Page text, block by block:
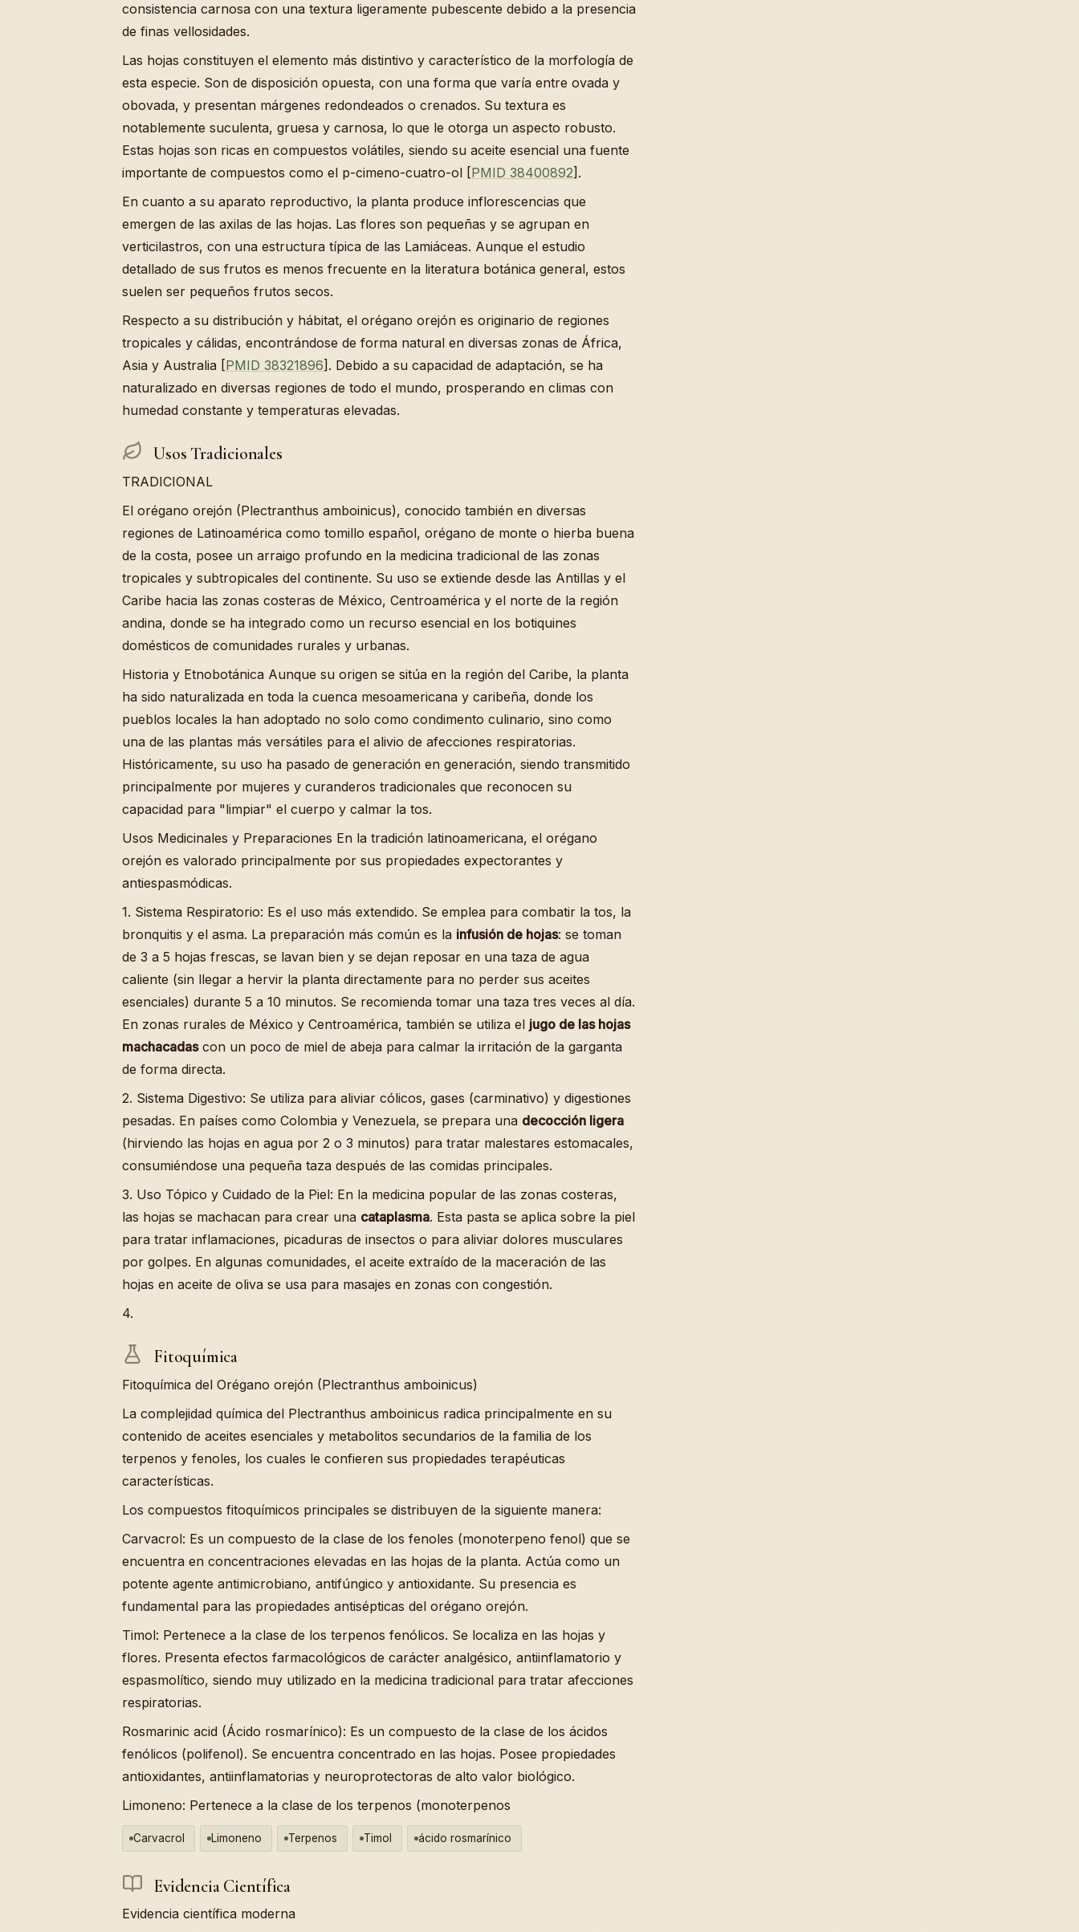
consistencia carnosa con una textura ligeramente pubescente debido a la presencia
de finas vellosidades.
Las hojas constituyen el elemento más distintivo y característico de la morfología de
esta especie. Son de disposición opuesta, con una forma que varía entre ovada y
obovada, y presentan márgenes redondeados o crenados. Su textura es
notablemente suculenta, gruesa y carnosa, lo que le otorga un aspecto robusto.
Estas hojas son ricas en compuestos volátiles, siendo su aceite esencial una fuente
importante de compuestos como el p-cimeno-cuatro-ol [PMID 38400892].
En cuanto a su aparato reproductivo, la planta produce inflorescencias que
emergen de las axilas de las hojas. Las flores son pequeñas y se agrupan en
verticilastros, con una estructura típica de las Lamiáceas. Aunque el estudio
detallado de sus frutos es menos frecuente en la literatura botánica general, estos
suelen ser pequeños frutos secos.
Respecto a su distribución y hábitat, el orégano orejón es originario de regiones
tropicales y cálidas, encontrándose de forma natural en diversas zonas de África,
Asia y Australia [PMID 38321896]. Debido a su capacidad de adaptación, se ha
naturalizado en diversas regiones de todo el mundo, prosperando en climas con
humedad constante y temperaturas elevadas.
Usos Tradicionales
TRADICIONAL
El orégano orejón (Plectranthus amboinicus), conocido también en diversas
regiones de Latinoamérica como tomillo español, orégano de monte o hierba buena
de la costa, posee un arraigo profundo en la medicina tradicional de las zonas
tropicales y subtropicales del continente. Su uso se extiende desde las Antillas y el
Caribe hacia las zonas costeras de México, Centroamérica y el norte de la región
andina, donde se ha integrado como un recurso esencial en los botiquines
domésticos de comunidades rurales y urbanas.
Historia y Etnobotánica Aunque su origen se sitúa en la región del Caribe, la planta
ha sido naturalizada en toda la cuenca mesoamericana y caribeña, donde los
pueblos locales la han adoptado no solo como condimento culinario, sino como
una de las plantas más versátiles para el alivio de afecciones respiratorias.
Históricamente, su uso ha pasado de generación en generación, siendo transmitido
principalmente por mujeres y curanderos tradicionales que reconocen su
capacidad para "limpiar" el cuerpo y calmar la tos.
Usos Medicinales y Preparaciones En la tradición latinoamericana, el orégano
orejón es valorado principalmente por sus propiedades expectorantes y
antiespasmódicas.
1. Sistema Respiratorio: Es el uso más extendido. Se emplea para combatir la tos, la
bronquitis y el asma. La preparación más común es la infusión de hojas: se toman
de 3 a 5 hojas frescas, se lavan bien y se dejan reposar en una taza de agua
caliente (sin llegar a hervir la planta directamente para no perder sus aceites
esenciales) durante 5 a 10 minutos. Se recomienda tomar una taza tres veces al día.
En zonas rurales de México y Centroamérica, también se utiliza el jugo de las hojas
machacadascon un poco de miel de abeja para calmar la irritación de la garganta
de forma directa.
2. Sistema Digestivo: Se utiliza para aliviar cólicos, gases (carminativo) y digestiones
pesadas. En países como Colombia y Venezuela, se prepara una decocción ligera
(hirviendo las hojas en agua por 2 o 3 minutos) para tratar malestares estomacales,
consumiéndose una pequeña taza después de las comidas principales.
3. Uso Tópico y Cuidado de la Piel: En la medicina popular de las zonas costeras,
las hojas se machacan para crear una cataplasma. Esta pasta se aplica sobre la piel
para tratar inflamaciones, picaduras de insectos o para aliviar dolores musculares
por golpes. En algunas comunidades, el aceite extraído de la maceración de las
hojas en aceite de oliva se usa para masajes en zonas con congestión.
4.
Fitoquímica
Fitoquímica del Orégano orejón (Plectranthus amboinicus)
La complejidad química del Plectranthus amboinicus radica principalmente en su
contenido de aceites esenciales y metabolitos secundarios de la familia de los
terpenos y fenoles, los cuales le confieren sus propiedades terapéuticas
características.
Los compuestos fitoquímicos principales se distribuyen de la siguiente manera:
Carvacrol: Es un compuesto de la clase de los fenoles (monoterpeno fenol) que se
encuentra en concentraciones elevadas en las hojas de la planta. Actúa como un
potente agente antimicrobiano, antifúngico y antioxidante. Su presencia es
fundamental para las propiedades antisépticas del orégano orejón.
Timol: Pertenece a la clase de los terpenos fenólicos. Se localiza en las hojas y
flores. Presenta efectos farmacológicos de carácter analgésico, antiinflamatorio y
espasmolítico, siendo muy utilizado en la medicina tradicional para tratar afecciones
respiratorias.
Rosmarinic acid (Ácido rosmarínico): Es un compuesto de la clase de los ácidos
fenólicos (polifenol). Se encuentra concentrado en las hojas. Posee propiedades
antioxidantes, antiinflamatorias y neuroprotectoras de alto valor biológico.
Limoneno: Pertenece a la clase de los terpenos (monoterpenos
Carvacrol Limoneno Terpenos Timol ácido rosmarínico
Evidencia Científica
Evidencia científica moderna